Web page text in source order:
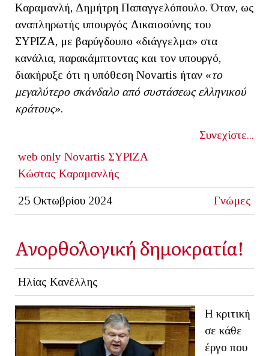
Καραμανλή, Δημήτρη Παπαγγελόπουλο. Όταν, ως
αναπληρωτής υπουργός Δικαιοσύνης του
ΣΥΡΙΖΑ, με βαρύγδουπο «διάγγελμα» στα
κανάλια, παρακάμπτοντας και τον υπουργό,
διακήρυξε ότι η υπόθεση Novartis ήταν «το
μεγαλύτερο σκάνδαλο από συστάσεως ελληνικού
κράτους».
Συνεχίστε...
web only Novartis ΣΥΡΙΖΑ
Κώστας Καραμανλής
25 Οκτωβρίου 2024 Γνώμες
Ανορθολογική δημοκρατία!
Ηλίας Κανέλλης
Η κριτική
σε κάθε
έργο που